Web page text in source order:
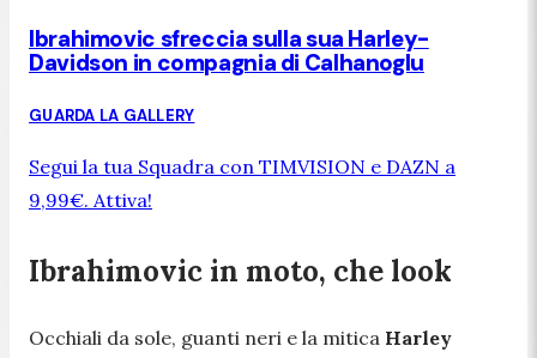
Ibrahimovic sfreccia sulla sua Harley-
Davidson in compagnia di Calhanoglu
GUARDA LA GALLERY
Segui la tua Squadra con TIMVISION e DAZN a
9,99€. Attiva!
Ibrahimovic in moto, che look
Occhiali da sole, guanti neri e la mitica Harley